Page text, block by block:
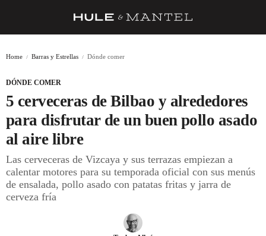
BARRAS Y ESTRELLAS
DÓNDE COMER
ÍDOLOS DE MESAS
CUADERNO DE VIAJE
Home Barras y Estrellas Dónde comer
DÓNDE COMER
5 cerveceras de Bilbao y alrededores
para disfrutar de un buen pollo asado
al aire libre
Las cerveceras de Vizcaya y sus terrazas empiezan a
calentar motores para su temporada oficial con sus menús
de ensalada, pollo asado con patatas fritas y jarra de
cerveza fría